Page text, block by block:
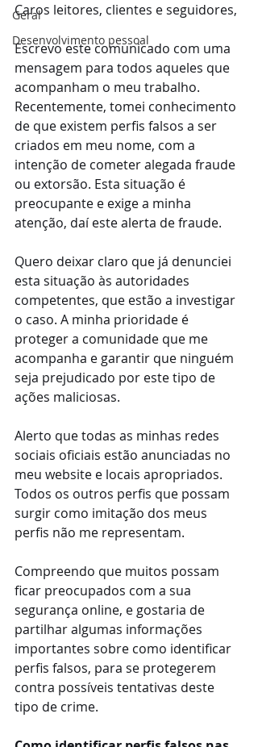
Geral
Desenvolvimento pessoal
Caros leitores, clientes e seguidores,
Escrevo este comunicado com uma
mensagem para todos aqueles que
acompanham o meu trabalho.
Recentemente, tomei conhecimento
de que existem perfis falsos a ser
criados em meu nome, com a
intenção de cometer alegada fraude
ou extorsão. Esta situação é
preocupante e exige a minha
atenção, daí este alerta de fraude.
Quero deixar claro que já denunciei
esta situação às autoridades
competentes, que estão a investigar
o caso. A minha prioridade é
proteger a comunidade que me
acompanha e garantir que ninguém
seja prejudicado por este tipo de
ações maliciosas.
Alerto que todas as minhas redes
sociais oficiais estão anunciadas no
meu website e locais apropriados.
Todos os outros perfis que possam
surgir como imitação dos meus
perfis não me representam.
Compreendo que muitos possam
ficar preocupados com a sua
segurança online, e gostaria de
partilhar algumas informações
importantes sobre como identificar
perfis falsos, para se protegerem
contra possíveis tentativas deste
tipo de crime.